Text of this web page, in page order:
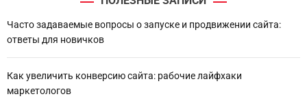
Часто задаваемые вопросы о запуске и продвижении сайта:
ответы для новичков
Как увеличить конверсию сайта: рабочие лайфхаки
маркетологов